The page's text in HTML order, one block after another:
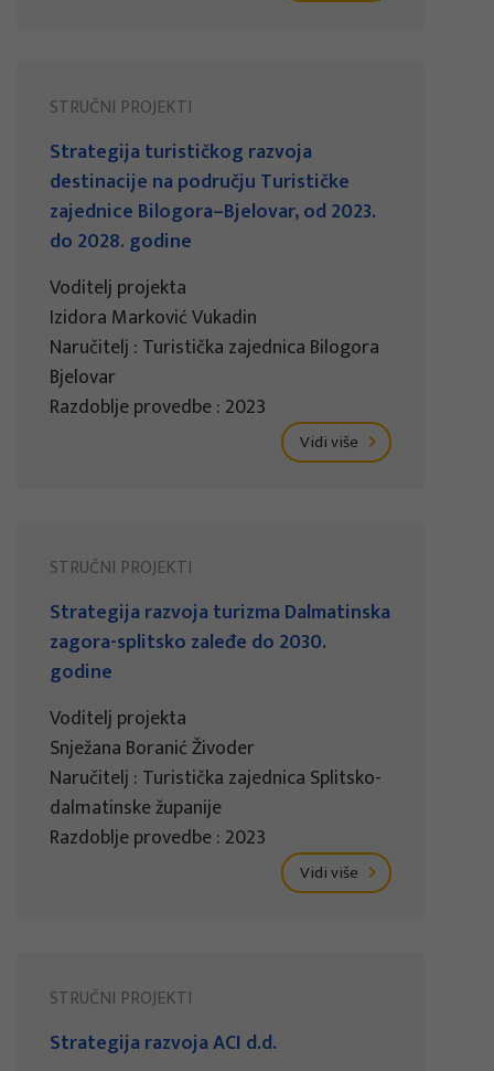
STRUČNI PROJEKTI
Strategija turističkog razvoja
destinacije na području Turističke
zajednice Bilogora–Bjelovar, od 2023.
do 2028. godine
Voditelj projekta
Izidora Marković Vukadin
Naručitelj : Turistička zajednica Bilogora
Bjelovar
Razdoblje provedbe : 2023
Vidi više
STRUČNI PROJEKTI
Strategija razvoja turizma Dalmatinska
zagora-splitsko zaleđe do 2030.
godine
Voditelj projekta
Snježana Boranić Živoder
Naručitelj : Turistička zajednica Splitsko-
dalmatinske županije
Razdoblje provedbe : 2023
Vidi više
STRUČNI PROJEKTI
Strategija razvoja ACI d.d.